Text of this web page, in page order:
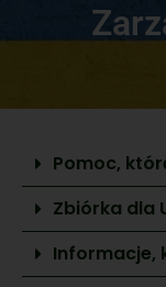
Pomoc,
Zbiórka dla
Informacje,